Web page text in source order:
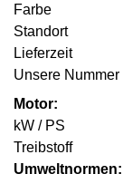
Farbe
Standort
Lieferzeit
Unsere Nummer
Motor:
kW / PS
Treibstoff
Umweltnormen: